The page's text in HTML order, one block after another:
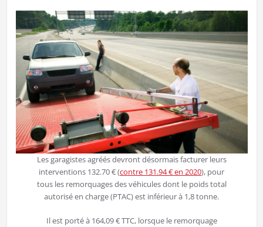
Les garagistes agréés devront désormais facturer leurs
interventions 132.70 € (contre 131.94 € en 2020), pour
tous les remorquages des véhicules dont le poids total
autorisé en charge (PTAC) est inférieur à 1,8 tonne.
Il est porté à 164,09 € TTC, lorsque le remorquage